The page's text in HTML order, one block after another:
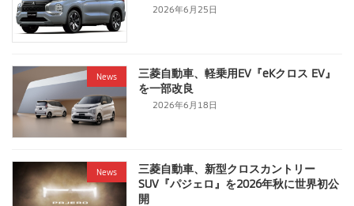
2026年6月25日
News
三菱自動車、軽乗用EV『eKクロス EV』
を一部改良
2026年6月18日
News
三菱自動車、新型クロスカントリー
SUV『パジェロ』を2026年秋に世界初公
開